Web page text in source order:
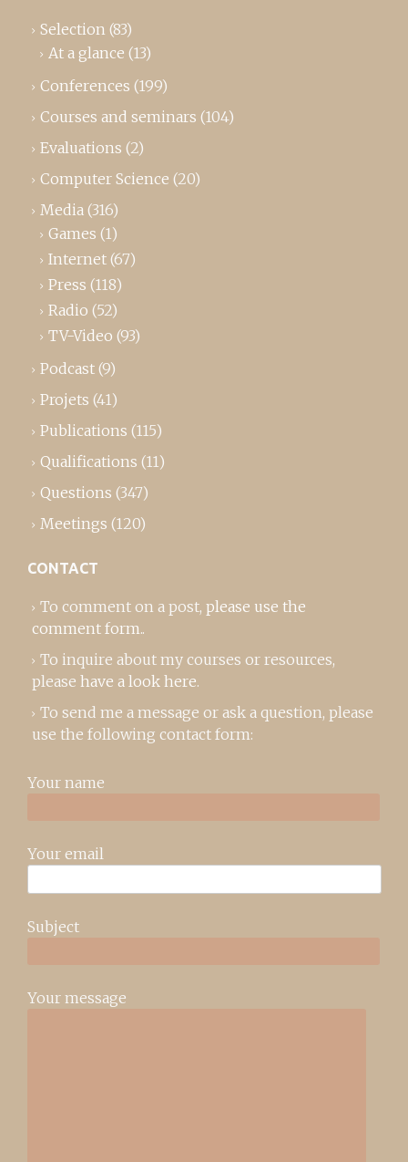
Selection (83)
At a glance (13)
Conferences (199)
Courses and seminars (104)
Evaluations (2)
Computer Science (20)
Media (316)
Games (1)
Internet (67)
Press (118)
Radio (52)
TV-Video (93)
Podcast (9)
Projets (41)
Publications (115)
Qualifications (11)
Questions (347)
Meetings (120)
CONTACT
To comment on a post, please use the
comment form..
To inquire about my courses or resources,
please have a look here.
To send me a message or ask a question, please
use the following contact form:
Your name
Your email
Subject
Your message